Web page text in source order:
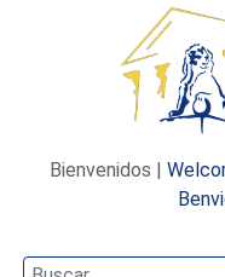
Bienvenidos |